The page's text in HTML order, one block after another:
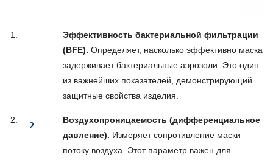
Эффективность бактериальной фильтрации
(BFE).Определяет, насколько эффективно маска
задерживает бактериальные аэрозоли. Это один
из важнейших показателей, демонстрирующий
защитные свойства изделия.
Воздухопроницаемость (дифференциальное
давление). Измеряет сопротивление маски
потоку воздуха. Этот параметр важен для